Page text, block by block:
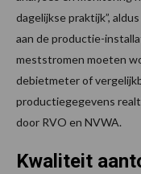
dagelijkse praktijk”,
aan de productie-
meststromen moeten
debietmeter of
productiegegevens
door RVO en NVWA.
Kwaliteit